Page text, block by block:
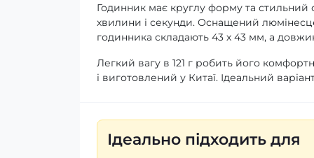
Годинник має круглу форму та
хвилини і секунди. Оснащений
годинника складають 43 х 43 мм, а
Легкий вагу в 121 г робить його
і виготовлений у Китаї. Ідеальний
Ідеально підходить для